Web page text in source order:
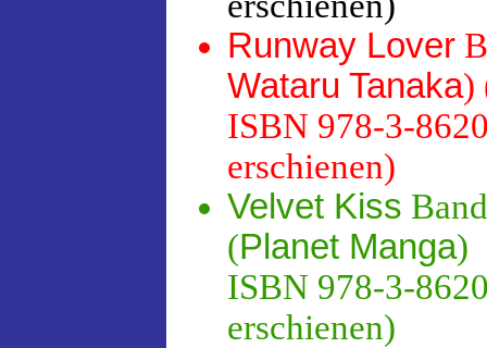
Runway Lover
Wataru Tanaka)
ISBN 978-3-
erschienen)
Velvet Kiss
(Planet Manga)
ISBN 978-3-
erschienen)